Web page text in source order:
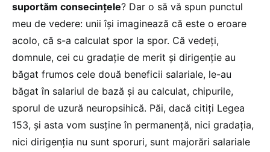
suportăm consecințele? Dar o să vă spun punctul
meu de vedere: unii își imaginează că este o eroare
acolo, că s-a calculat spor la spor. Că vedeți,
domnule, cei cu gradație de merit și dirigenție au
băgat frumos cele două beneficii salariale, le-au
băgat în salariul de bază și au calculat, chipurile,
sporul de uzură neuropsihică. Păi, dacă citiți Legea
153, și asta vom susține în permanență, nici gradația,
nici dirigenția nu sunt sporuri, sunt majorări salariale